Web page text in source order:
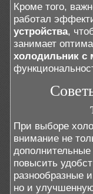
Кроме того,
работал
устройства,
занимает
холодильник с
При выборе
внимание не
повысить
разнообразные
но и